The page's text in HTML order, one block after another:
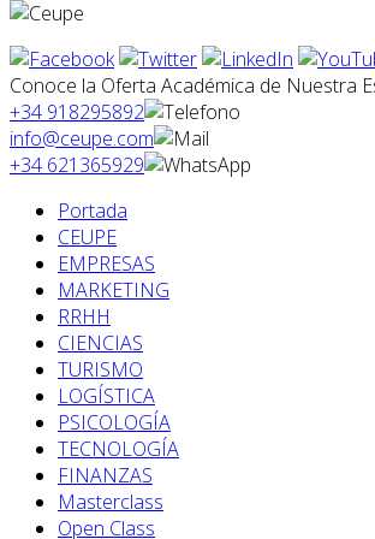
Conoce la Oferta Académica de Nuestra
+34 918295892
info@ceupe.com
+34 621365929
Portada
CEUPE
EMPRESAS
MARKETING
RRHH
CIENCIAS
TURISMO
LOGÍSTICA
PSICOLOGÍA
TECNOLOGÍA
FINANZAS
Masterclass
Open Class